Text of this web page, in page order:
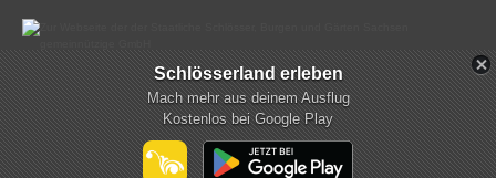
Schlösserland Sachsen im Netz
Schlösserland erleben
Mach mehr aus deinem Ausflug
Kostenlos bei Google Play
mehr